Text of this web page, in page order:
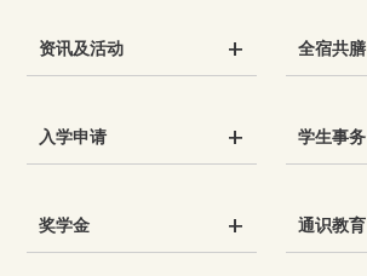
资讯及活动 全宿共膳
入学申请 学生事务
奖学金 通识教育